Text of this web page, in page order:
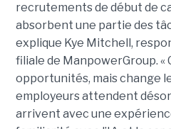
recrutements de début de
absorbent une partie des
explique Kye Mitchell,
filiale de ManpowerGroup. «
opportunités, mais change
employeurs attendent
arrivent avec une